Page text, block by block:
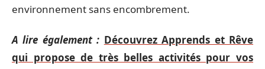
environnement sans encombrement.
A lire également : Découvrez Apprends et Rêve
qui propose de très belles activités pour vos